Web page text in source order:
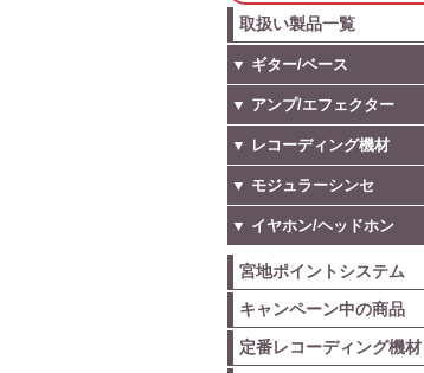
取扱い製品一覧
▼ ギター/ベース
▼ アンプ/エフェクター
▼ レコーディング機材
▼ モジュラーシンセ
▼ イヤホン/ヘッドホン
宮地ポイントシステム
キャンペーン中の商品
定番レコーディング機材